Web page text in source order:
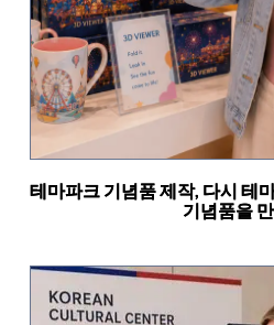
테마파크 기념품 제작, 다시 테
기념품을